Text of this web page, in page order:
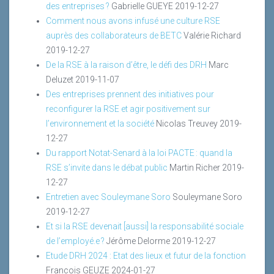
des entreprises ? Gabrielle GUEYE 2019-12-27
Comment nous avons infusé une culture RSE
auprès des collaborateurs de BETCValérie Richard
2019-12-27
De la RSE à la raison d’être, le défi des DRH Marc
Deluzet 2019-11-07
Des entreprises prennent des initiatives pour
reconfigurer la RSE et agir positivement sur
l’environnement et la société Nicolas Treuvey 2019-
12-27
Du rapport Notat-Senard à la loi PACTE : quand la
RSE s’invite dans le débat public Martin Richer 2019-
12-27
Entretien avec Souleymane Soro Souleymane Soro
2019-12-27
Et si la RSE devenait [aussi] la responsabilité sociale
de l’employé.e ? Jérôme Delorme 2019-12-27
Etude DRH 2024 : Etat des lieux et futur de la fonction
Francois GEUZE 2024-01-27